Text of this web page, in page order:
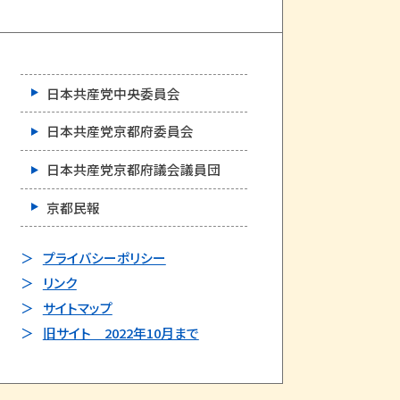
日本共産党中央委員会
日本共産党京都府委員会
日本共産党京都府議会議員団
京都民報
プライバシーポリシー
リンク
サイトマップ
旧サイト 2022年10月まで